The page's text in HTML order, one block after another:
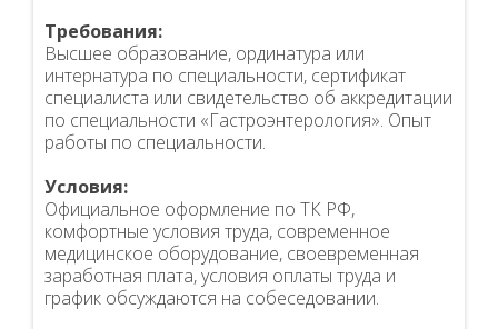
Требования:
Высшее образование, ординатура или
интернатура по специальности, сертификат
специалиста или свидетельство об аккредитации
по специальности «Гастроэнтерология». Опыт
работы по специальности.
Условия:
Официальное оформление по ТК РФ,
комфортные условия труда, современное
медицинское оборудование, своевременная
заработная плата, условия оплаты труда и
график обсуждаются на собеседовании.